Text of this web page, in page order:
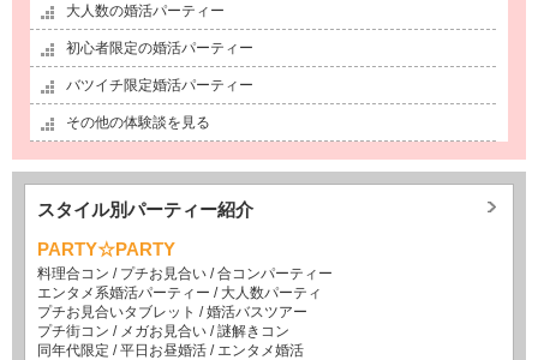
大人数の婚活パーティー
初心者限定の婚活パーティー
バツイチ限定婚活パーティー
その他の体験談を見る
スタイル別パーティー紹介
PARTY☆PARTY
料理合コン / プチお見合い /合コンパーティー
エンタメ系婚活パーティー / 大人数パーティ
プチお見合いタブレット /婚活バスツアー
プチ街コン / メガお見合い /謎解きコン
同年代限定 /平日お昼婚活 / エンタメ婚活